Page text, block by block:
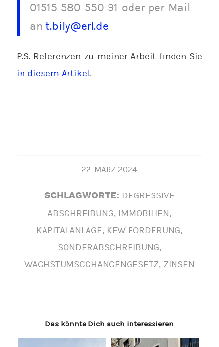
01515 580 550 91 oder per Mail
an t.bily@erl.de
P.S. Referenzen zu meiner Arbeit finden Sie
in diesem Artikel.
22. MÄRZ 2024
SCHLAGWORTE: DEGRESSIVE
ABSCHREIBUNG, IMMOBILIEN,
KAPITALANLAGE, KFW FÖRDERUNG,
SONDERABSCHREIBUNG,
WACHSTUMSCCHANCENGESETZ, ZINSEN
Das könnte Dich auch interessieren